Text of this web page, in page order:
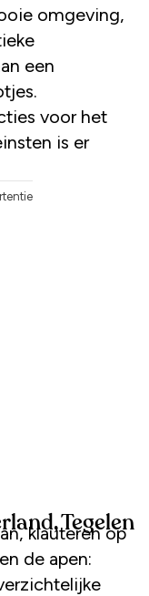
omgeving,
een
voor het
is er
Tegelen
klauteren op
de apen: